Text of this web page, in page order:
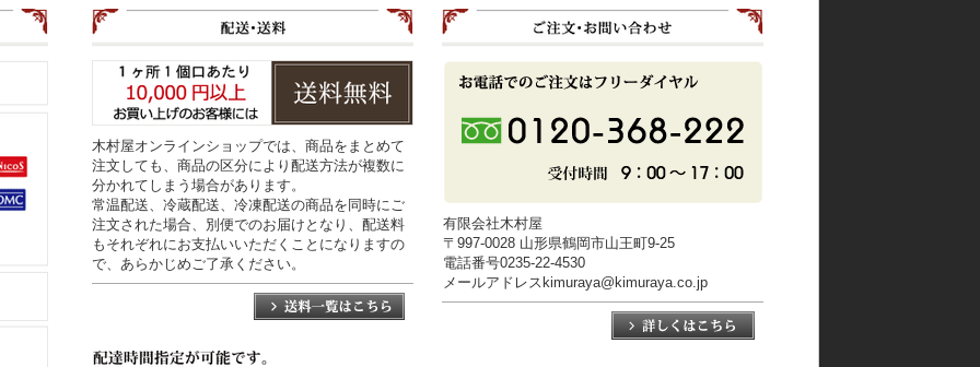
木村屋オンラインショップでは、商品をまとめて
注文しても、商品の区分により配送方法が複数に
分かれてしまう場合があります。
常温配送、冷蔵配送、冷凍配送の商品を同時にご
注文された場合、別便でのお届けとなり、配送料
もそれぞれにお支払いいただくことになりますの
で、あらかじめご了承ください。
有限会社木村屋
〒997-0028 山形県鶴岡市山王町9-25
電話番号0235-22-4530
メールアドレスkimuraya@kimuraya.co.jp